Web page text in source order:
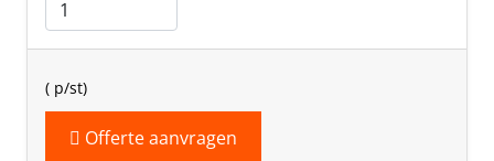
( p/st)
Offerte aanvragen